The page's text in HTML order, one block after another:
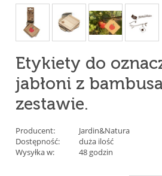
Etykiety do
jabłoni z
zestawie.
Producent:
Jardin&Natura
Dostępność:
duża ilość
Wysyłka w:
48 godzin